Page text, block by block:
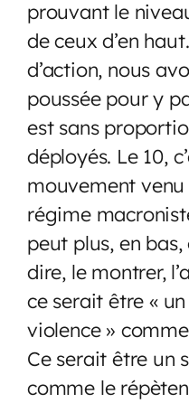
prouvant le
de ceux d’en
d’action, nous
poussée pour y
est sans
déployés. Le 10,
mouvement venu
régime
peut plus, en
dire, le montrer,
ce serait être «
violence »
Ce serait être un
comme le